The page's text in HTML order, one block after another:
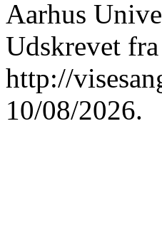
Aarhus
Udskrevet
http://
10/08/2026.